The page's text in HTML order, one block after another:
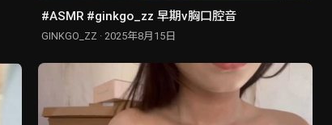
#ASMR #ginkgo_zz 早期v胸口腔音
GINKGO_ZZ · 2025年8月15日